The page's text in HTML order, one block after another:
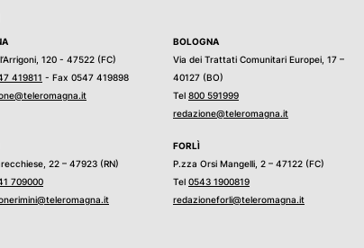
120 - 47522 (FC)
419811 - Fax 0547 419898
BOLOGNA
Via dei Trattati Comunitari Europei, 17 –
40127 (BO)
Tel 800 591999
redazione@teleromagna.it
22 – 47923 (RN)
709000
FORLÌ
P.zza Orsi Mangelli, 2 – 47122 (FC)
Tel 0543 1900819
redazioneforli@teleromagna.it